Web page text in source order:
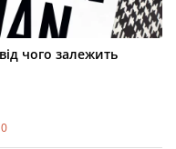
чого залежить
0